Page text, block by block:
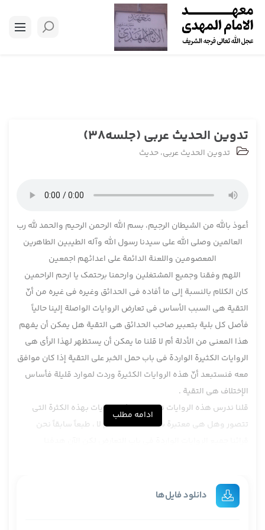
تدوین الحدیث عربی (جلسه38)
تدوین الحدیث عربی،حدیث
أعوذ بالله من الشیطان الرجیم، بسم الله الرحمن الرحیم والحمد لله رب
العالمین وصلی الله علی سیدنا رسول الله وآله الطیبین الطاهرین
المعصومین واللعنة الدائمة علی اعدائهم اجمعین
اللهم وفقنا وجمیع المشتغلین وارحمنا برحتمک یا ارحم الراحمین
كان الكلام بالنسبة إلى ما أفاده في الحدائق وغيره في غيره من أنّ
التقية هي السبب الأساس في تعارض الروايات الواصلة إلينا حالياً
فأصل كل بلية بتعبير صاحب الحدائق هي التقية هل يمكن أن يفهم
هذا المعنى من الأدلة أم لا قلنا ما يمكن أن يستظهر لهذا الرأي هي
الروايات الكثيرة الواردة في باب حمل الخبر على التقية إذا كان موافق
معه فنستبعد أنّ هذه الروايات الكثيرة وردت لموارد قليلة فأساس
الإختلاف هي التقية .
قلنا ندرس هذه الروايات نرى هل هذه الروايات بهذه الكثرة التي
تتصور وهل هي معتبرة سنداً دلالةً متناً أم لا ، طبعاً سابقاً نحن
في خصوص الخبرين المتعارضين وطائفة في الخبر الموافق لهم
مطلقاً سواءاً كان معارض أم لا كما أنّ الطائفة المعارضة أيضاً يعني
ادامه مطلب
دانلود فایل‌ها